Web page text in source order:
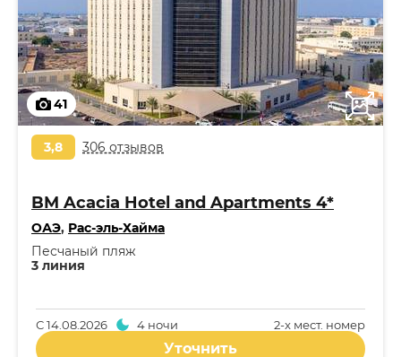
41
3,8 306 отзывов
BM Acacia Hotel and Apartments 4*
ОАЭ, Рас-эль-Хайма
3 линия
Песчаный пляж
2-x мест. номер
С14.08.2026 4 ночи
Уточнить